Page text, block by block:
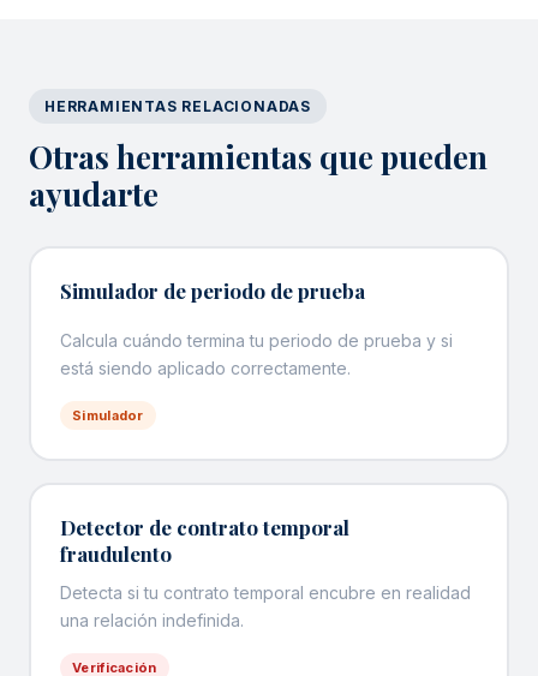
HERRAMIENTAS RELACIONADAS
Otras herramientas que pueden
ayudarte
Simulador de periodo de prueba
Calcula cuándo termina tu periodo de prueba y si
está siendo aplicado correctamente.
Simulador
Detector de contrato temporal
fraudulento
Detecta si tu contrato temporal encubre en realidad
una relación indefinida.
Verificación